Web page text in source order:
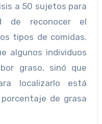
a 50 sujetos para
de reconocer el
tipos de comidas.
algunos individuos
graso, sinó que
localizarlo está
de grasa